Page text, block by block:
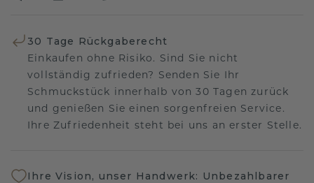
30 Tage Rückgaberecht
Einkaufen ohne Risiko. Sind Sie nicht
vollständig zufrieden? Senden Sie Ihr
Schmuckstück innerhalb von 30 Tagen zurück
und genießen Sie einen sorgenfreien Service.
Ihre Zufriedenheit steht bei uns an erster Stelle.
Ihre Vision, unser Handwerk: Unbezahlbarer